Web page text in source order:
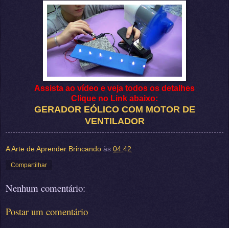
Assista ao vídeo e veja todos os detalhes
Clique no Link abaixo:
GERADOR EÓLICO COM MOTOR DE
VENTILADOR
A Arte de Aprender Brincando às 04:42
Compartilhar
Nenhum comentário:
Postar um comentário